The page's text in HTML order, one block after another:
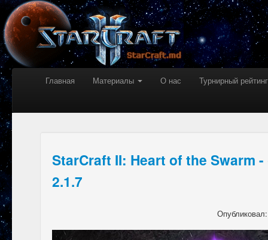
Главная Материалы О нас Турнирный рейтинг
StarCraft II: Heart of the Swarm
2.1.7